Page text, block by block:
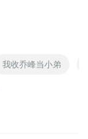
我收乔峰当小弟